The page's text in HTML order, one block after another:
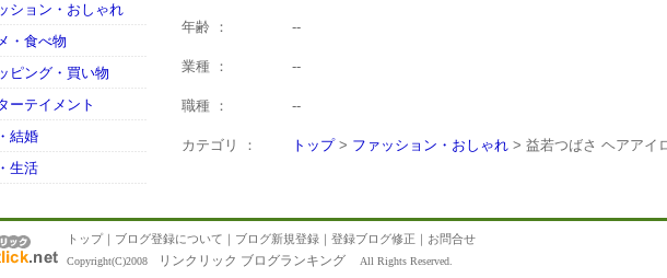
ション・おしゃれ
・食べ物
ピング・買い物
ーテイメント
結婚
生活
年齢 ： --
業種 ： --
職種 ： --
カテゴリ ： トップ> ファッション・おしゃれ > 益若つばさ ヘアアイ
トップ｜ ブログ登録について ｜ ブログ新規登録 ｜ 登録ブログ修正 ｜ お問合せ
Copyright(C)2008 リンクリック ブログランキング All Rights Reserved.